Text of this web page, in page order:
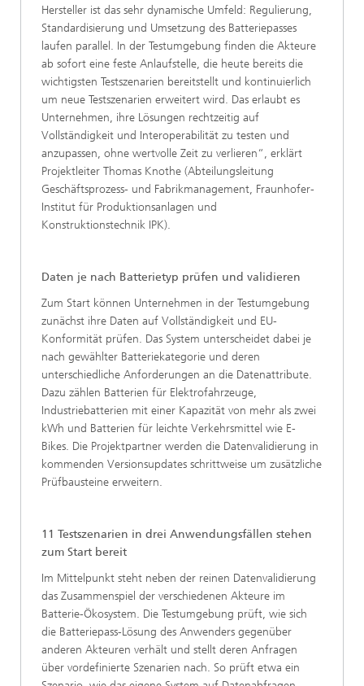
Hersteller ist das sehr dynamische Umfeld: Regulierung,
Standardisierung und Umsetzung des Batteriepasses
laufen parallel. In der Testumgebung finden die Akteure
ab sofort eine feste Anlaufstelle, die heute bereits die
wichtigsten Testszenarien bereitstellt und kontinuierlich
um neue Testszenarien erweitert wird. Das erlaubt es
Unternehmen, ihre Lösungen rechtzeitig auf
Vollständigkeit und Interoperabilität zu testen und
anzupassen, ohne wertvolle Zeit zu verlieren“, erklärt
Projektleiter Thomas Knothe (Abteilungsleitung
Geschäftsprozess- und Fabrikmanagement, Fraunhofer-
Institut für Produktionsanlagen und
Konstruktionstechnik IPK).
Daten je nach Batterietyp prüfen und validieren
Zum Start können Unternehmen in der Testumgebung
zunächst ihre Daten auf Vollständigkeit und EU-
Konformität prüfen. Das System unterscheidet dabei je
nach gewählter Batteriekategorie und deren
unterschiedliche Anforderungen an die Datenattribute.
Dazu zählen Batterien für Elektrofahrzeuge,
Industriebatterien mit einer Kapazität von mehr als zwei
kWh und Batterien für leichte Verkehrsmittel wie E-
Bikes. Die Projektpartner werden die Datenvalidierung in
kommenden Versionsupdates schrittweise um zusätzliche
Prüfbausteine erweitern.
11 Testszenarien in drei Anwendungsfällen stehen
zum Start bereit
Im Mittelpunkt steht neben der reinen Datenvalidierung
das Zusammenspiel der verschiedenen Akteure im
Batterie-Ökosystem. Die Testumgebung prüft, wie sich
die Batteriepass-Lösung des Anwenders gegenüber
anderen Akteuren verhält und stellt deren Anfragen
über vordefinierte Szenarien nach. So prüft etwa ein